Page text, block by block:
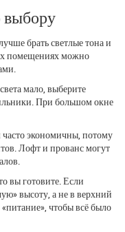
выбору
брать светлые тона и
помещениях можно
мало, выберите
При большом окне
экономичны, потому
Лофт и прованс могут
вы готовите. Если
высоту, а не в верхний
чтобы всё было